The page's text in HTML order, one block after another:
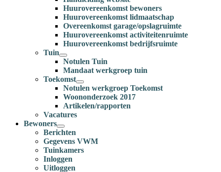
Huurovereenkomst bewoners
Huurovereenkomst lidmaatschap
Overeenkomst garage/opslagruimte
Huurovereenkomst activiteitenruimte
Huurovereenkomst bedrijfsruimte
Tuin
Notulen Tuin
Mandaat werkgroep tuin
Toekomst
Notulen werkgroep Toekomst
Woononderzoek 2017
Artikelen/rapporten
Vacatures
Bewoners
Berichten
Gegevens VWM
Tuinkamers
Inloggen
Uitloggen